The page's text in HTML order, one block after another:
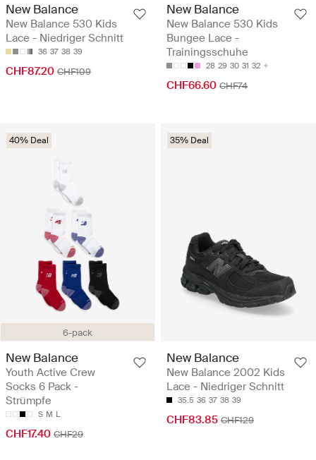
New Balance
New Balance 530 Kids
Lace - Niedriger Schnitt
36 37 38 39
CHF87.20 CHF109
New Balance
New Balance 530 Kids
Bungee Lace -
Trainingsschuhe
28 29 30 31 32
CHF66.60 CHF74
6-pack
40% Deal
New Balance
Youth Active Crew
Socks 6 Pack -
Strümpfe
S M L
CHF17.40 CHF29
35% Deal
New Balance
New Balance 2002 Kids
Lace - Niedriger Schnitt
35.5 36 37 38 39
CHF83.85 CHF129